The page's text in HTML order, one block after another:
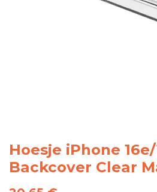
Hoesje iPhone 16e/
Backcover Clear